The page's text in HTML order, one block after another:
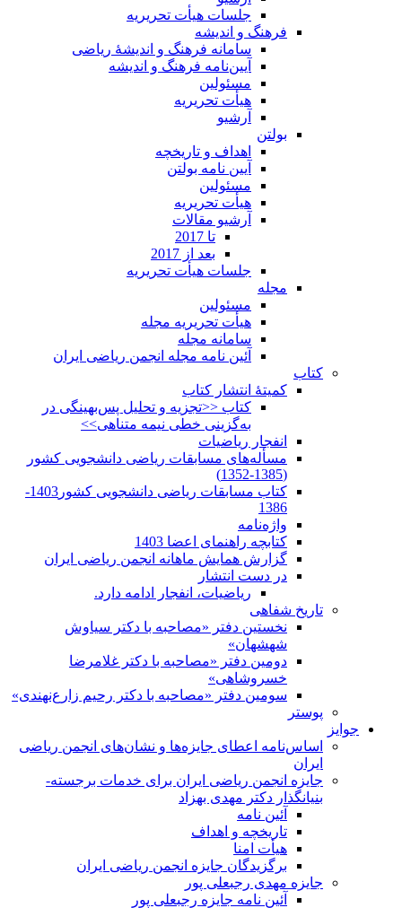
جلسات هیأت تحریریه
فرهنگ و اندیشه
سامانه فرهنگ و اندیشۀ ریاضی
آیین‌نامه فرهنگ و اندیشه
مسئولین
هیأت تحریریه
آرشیو
بولتن
اهداف و تاریخچه
آیین نامه بولتن
مسئولین
هیأت تحریریه
آرشیو مقالات
تا 2017
بعد از 2017
جلسات هیأت تحریریه
مجله
مسئولین
هیأت تحریریه مجله
سامانه مجله
آئین نامه مجله انجمن ریاضی ایران
کتاب
کمیتۀ انتشار کتاب
کتاب <<تجزیه و تحلیل پس‌بهینگی در
به‌گزینی خطی نیمه متناهی>>
انفجار ریاضیات
مسأله‌های مسابقات ریاضی دانشجویی کشور
(1385-1352)
کتاب مسابقات ریاضی دانشجویی کشور1403-
1386
واژه‌نامه
کتابچه راهنمای اعضا 1403
گزارش همایش ماهانه انجمن ریاضی ایران
در دست انتشار
ریاضیات، انفجار ادامه دارد.
تاریخ شفاهی
نخستین دفتر «مصاحبه با دکتر سیاوش
شهشهان»
دومین دفتر «مصاحبه با دکتر غلامرضا
خسروشاهی»
سومین دفتر «مصاحبه با دکتر رحیم زارع‌نهندی»
پوستر
جوایز
اساس‌نامه اعطای جایزه‌ها و نشان‌های انجمن ریاضی
ایران
جایزه انجمن ریاضی ایران برای خدمات برجسته-
بنیانگذار دکتر مهدی بهزاد
آئین نامه
تاریخچه و اهداف
هیأت امنا
برگزیدگان جایزه انجمن ریاضی ایران
جایزه مهدی رجبعلی پور
آئین نامه جایزه رجبعلی پور